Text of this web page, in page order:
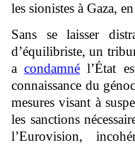
les sionistes à Gaza,
Sans se laisser
d’équilibriste, un
acondamné l’État
connaissance du
mesures visant à
les sanctions
l’Eurovision,